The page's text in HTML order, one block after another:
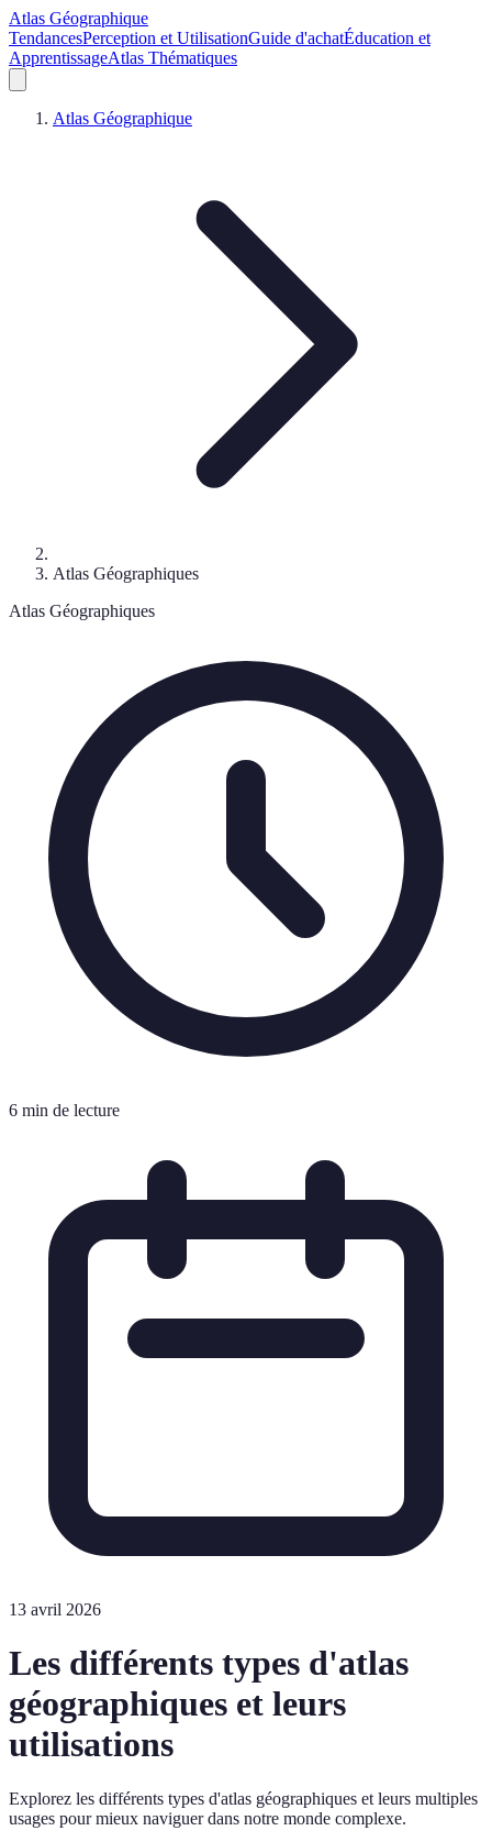
Atlas Géographique
TendancesPerception et UtilisationGuide d'achatÉducation et
ApprentissageAtlas Thématiques
Atlas Géographique
Atlas Géographiques
Atlas Géographiques
6 min de lecture
13 avril 2026
Les différents types d'atlas
géographiques et leurs
utilisations
Explorez les différents types d'atlas géographiques et leurs multiples
usages pour mieux naviguer dans notre monde complexe.